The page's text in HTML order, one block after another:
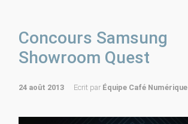
Concours Samsung
Showroom Quest
24 août 2013 Ecrit par Équipe Café Numérique